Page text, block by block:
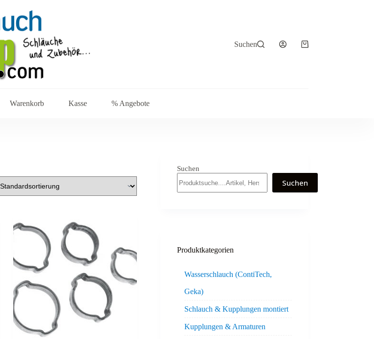
Suchen Warenkorb
Warenkorb Kasse % Angebote
Suchen
Suchen
Produktkategorien
Wasserschlauch (ContiTech,
Geka)
Schlauch & Kupplungen montiert
Kupplungen & Armaturen